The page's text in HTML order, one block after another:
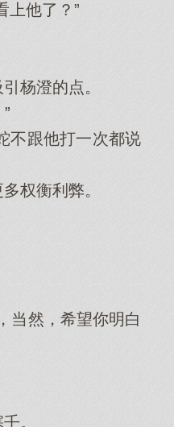
他了？”
杨澄的点。
跟他打一次都说
权衡利弊。
然，希望你明白
。